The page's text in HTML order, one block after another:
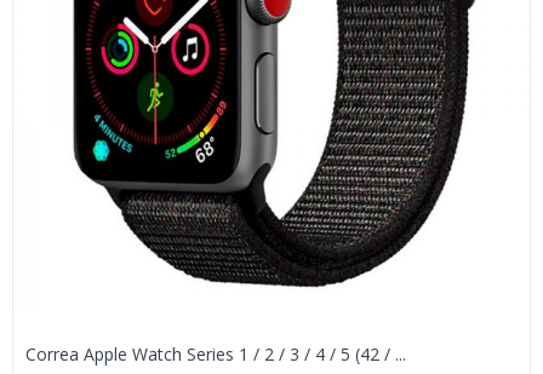
Correa Apple Watch Series 1 / 2 / 3 / 4 / 5 (42 / ...